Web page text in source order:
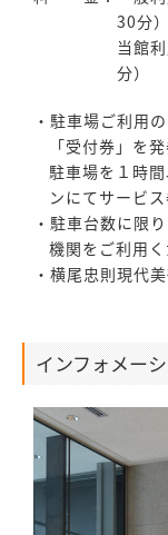
30分）
当館
分）
・駐車場ご利用
「受付券」を
駐車場を１時
ンにてサービ
・駐車台数に限
機関をご利用く
・横尾忠則現代
インフォメー